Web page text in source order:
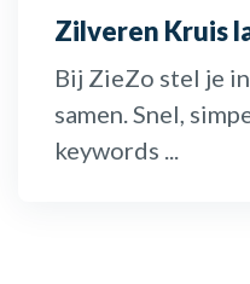
Zilveren Kruis
Bij ZieZo stel je
samen. Snel,
keywords ...